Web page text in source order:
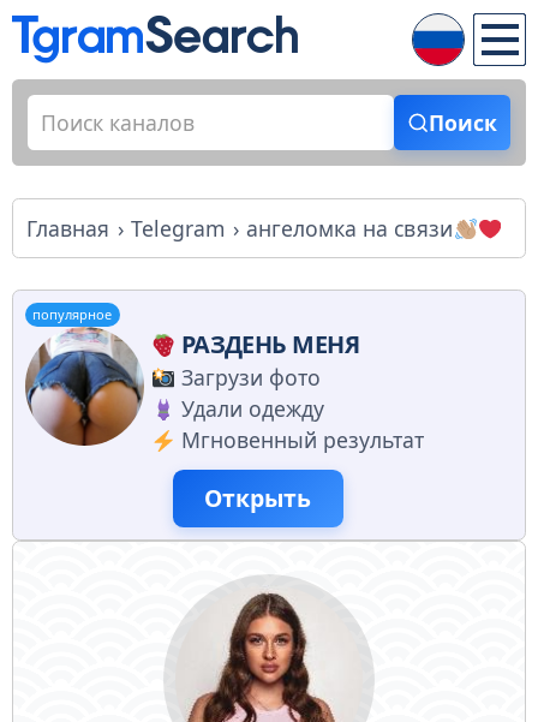
Поиск
Главная Telegram ангеломка на связи
популярное
РАЗДЕНЬ МЕНЯ
Загрузи фото
Удали одежду
Мгновенный результат
Открыть